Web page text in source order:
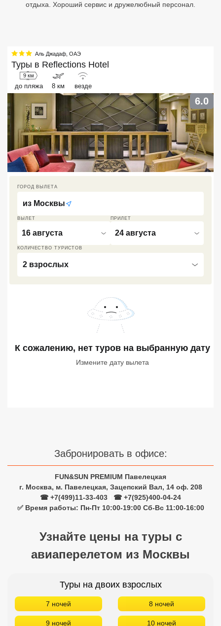
отдыха. Хороший сервис и дружелюбный персонал.
Аль Джадаф, ОАЭ
Туры в Reflections Hotel
9 км
до пляжа 8 км везде
6.0
ВЫЛЕТ
16 августа
ПРИЛЕТ
24 августа
КОЛИЧЕСТВО ТУРИСТОВ
2 взрослых
ГОРОД ВЫЛЕТА
из Москвы
К сожалению, нет туров на выбранную дату
Измените дату вылета
Забронировать в офисе:
FUN&SUN PREMIUM Павелецкая
г. Москва, м. Павелецкая, Зацепский Вал, 14 оф. 208
☎ +7(499)11-33-403
☎ +7(925)400-04-24
✅ Время работы: Пн-Пт 10:00-19:00 Сб-Вс 11:00-16:00
Узнайте цены на туры с
авиаперелетом из Москвы
Туры на двоих взрослых
7 ночей 8 ночей
9 ночей 10 ночей
Хайнань
Северный Гоа
Южный Гоа
Занзибар
Абхазия
Большой Сочи
Кав Мин Воды
Экскурсионные туры
ТОП 10 лучших отелей 5*
ТОП 10 недорогих отелей
Недорогие отели 3*
Сетевые отели Шри Ланки
Сетевые отели Вьетнама
Сетевые отели Мальдив
Сетевые отели Бали
Сетевые отели Маврикия